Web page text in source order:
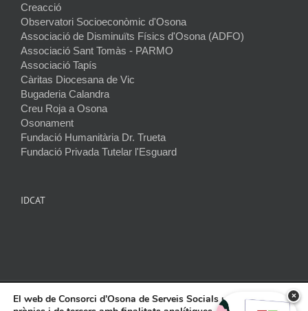
Creacció
Observatori Socioeconòmic d'Osona
Associació de Disminuïts Físics d'Osona (ADFO)
Associació Sant Tomàs - PARMO
Associació Tapís
Càritas Diocesana de Vic
Bugaderia Calandra
Creu Roja a Osona
Osonament
Fundació Humanitària Dr. Trueta
Fundació Privada Tutelar l'Esguard
IDCAT
×
2026 © Consorci Osona de Serveis Socials |Protecció de dades|Avís
El web de Consorci d’Osona de Serveis Socials utilitza cookies